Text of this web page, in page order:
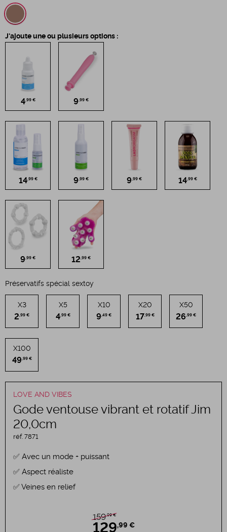
LOVE AND VIBES
Gode ventouse vibrant et rotatif Jim
20,0cm
réf. 7871
Avec un mode + puissant
Aspect réaliste
Veines en relief
159,99 €
129,99 €
J'ajoute une ou plusieurs options :
4,99 € 9,99 €
14,99 € 9,99 € 9,99 € 14,99 €
9,99 € 12,99 €
Préservatifs spécial sextoy
X3
2 ,99 €
X5
4 ,99 €
X10
9 ,49 €
X20
17,99 €
X50
26 ,99 €
X100
49 ,99 €